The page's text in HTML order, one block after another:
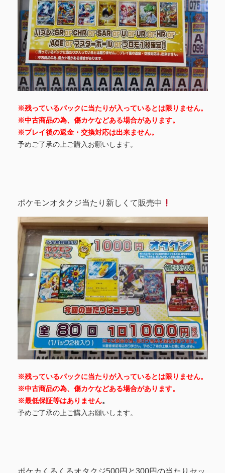
※残っているパックに当たりが入っているとは限りません。
※中古商品の為、傷カケなどある場合があります。
※プレイ後の返金・交換対応は出来ません。
予めご了承の上ご購入お願いします。
ポケモンオタクジ当たり新しくて販売中
※残っているパックに当たりが入っているとは限りません。
※中古商品の為、傷カケなどある場合があります。
※最低保証等はありません。
予めご了承の上ご購入お願いします。